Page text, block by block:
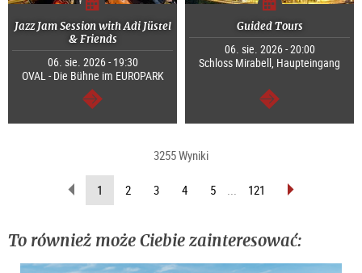
Jazz Jam Session with Adi Jüstel
& Friends
06. sie. 2026 - 19:30
OVAL - Die Bühne im EUROPARK
dalej
Guided Tours
06. sie. 2026 - 20:00
Schloss Mirabell, Haupteingang
dalej
3255 Wyniki
wstecz1 (Aktualna
strona)
2 3 4 5 ... 121 do
To również może Ciebie zainteresować: